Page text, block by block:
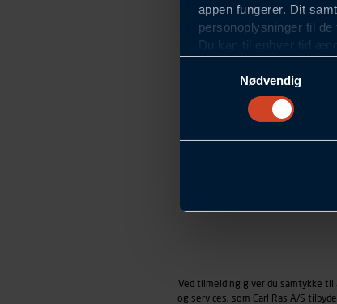
appen fungerer. Dit
personoplysninger til
Du kan til enhver tid
Statistikcookies
Carl Ras anvender
hjemmeside og apps,
færden på siderne,
informationer om
hjemmesiden ser ud
henblik på
Nødvendig
Modtag
Ved tilmelding giver du samtykke til
og services, som Carl Ras A/S